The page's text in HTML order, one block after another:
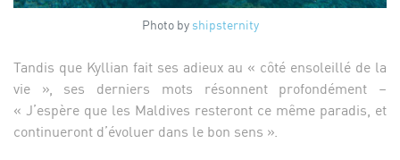
Photo by shipsternity
Tandis que Kyllian fait ses adieux au « côté ensoleillé de la
vie », ses derniers mots résonnent profondément –
« J’espère que les Maldives resteront ce même paradis, et
continueront d’évoluer dans le bon sens ».